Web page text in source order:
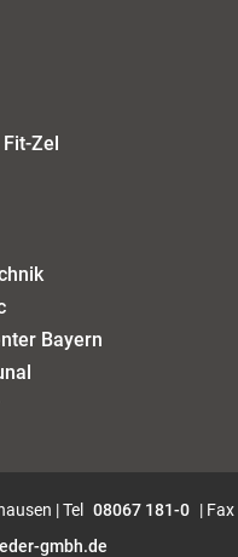
Zel
Bayern
| Tel 08067 181-0 | Fax
gmbh.de